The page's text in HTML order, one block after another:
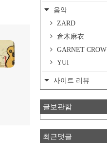
음악
ZARD
倉木麻衣
GARNET CROW
YUI
사이트 리뷰
글보관함
최근댓글